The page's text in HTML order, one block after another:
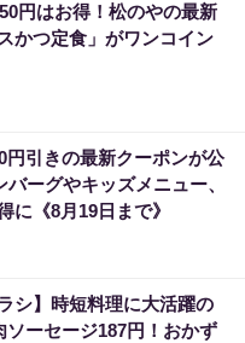
円はお得！松のやの最新
かつ定食」がワンコイン
円引きの最新クーポンが公
ーグやキッズメニュー、
に《8月19日まで》
シ】時短料理に大活躍の
ソーセージ187円！おかず